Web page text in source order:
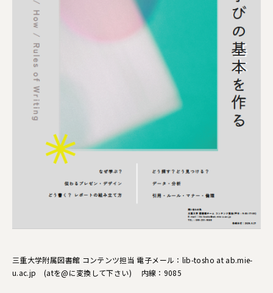
三重大学附属図書館 コンテンツ担当 電子メール：lib-tosho at ab.mie-
u.ac.jp (atを@に変換して下さい) 内線：9085